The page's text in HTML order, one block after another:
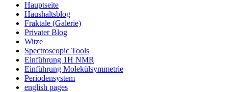
Hauptseite
Haushaltsblog
Fraktale (Galerie)
Privater Blog
Witze
Spectroscopic Tools
Einführung 1H NMR
Einführung Molekülsymmetrie
Periodensystem
english pages